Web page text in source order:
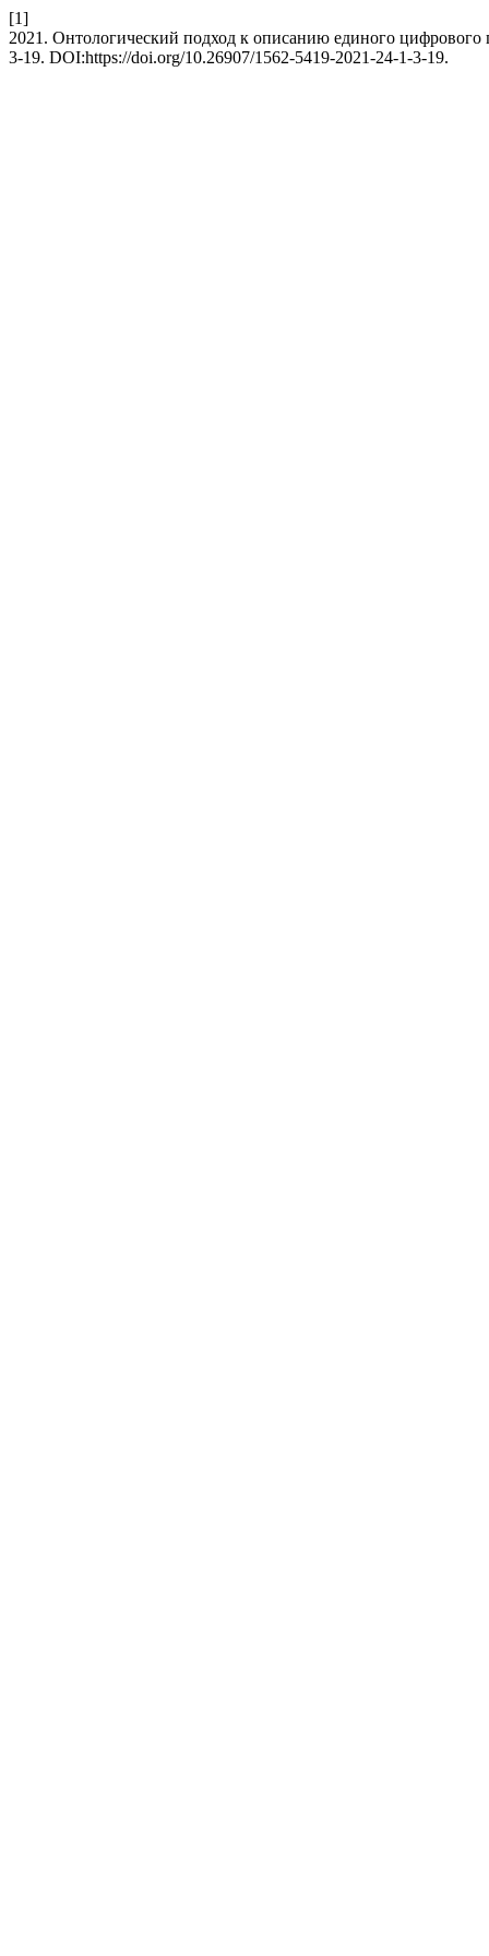
[1]
2021. Онтологический подход к описанию единого цифрового
3-19. DOI:https://doi.org/10.26907/1562-5419-2021-24-1-3-19.